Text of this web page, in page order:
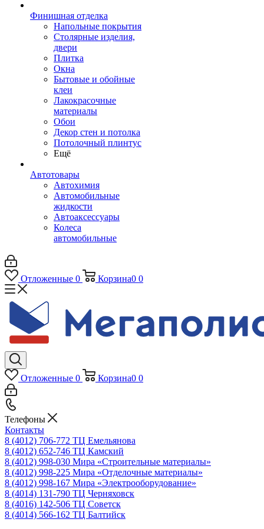
Финишная отделка
Напольные покрытия
Столярные изделия,
двери
Плитка
Окна
Бытовые и обойные
клеи
Лакокрасочные
материалы
Обои
Декор стен и потолка
Потолочный плинтус
Ещё
Автотовары
Автохимия
Автомобильные
жидкости
Автоаксессуары
Колеса
автомобильные
Отложенные 0 Корзина0 0
Отложенные 0 Корзина0 0
Телефоны
Контакты
8 (4012) 706-772 ТЦ Емельянова
8 (4012) 652-746 ТЦ Камский
8 (4012) 998-030 Мира «Строительные материалы»
8 (4012) 998-225 Мира «Отделочные материалы»
8 (4012) 998-167 Мира «Электрооборудование»
8 (4014) 131-790 ТЦ Черняховск
8 (4016) 142-506 ТЦ Советск
8 (4014) 566-162 ТЦ Балтийск